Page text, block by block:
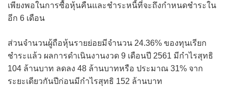
เพียงพอในการซื้อหุ้นคืนและชำระหนี้ที่จะถึงกำหนดชำระใน
อีก 6 เดือน
ส่วนจำนวนผู้ถือหุ้นรายย่อยมีจำนวน 24.36% ของทุนเรียก
ชำระแล้ว ผลการดำเนินงานงวด 9 เดือนปี 2561 มีกำไรสุทธิ
104 ล้านบาท ลดลง 48 ล้านบาทหรือ ประมาณ 31% จาก
ระยะเดียวกันปีก่อนมีกำไรสุทธิ 152 ล้านบาท